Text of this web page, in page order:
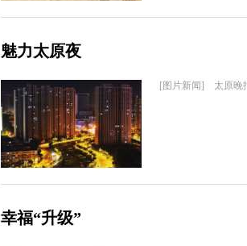
魅力太原夜
[图片新闻] 太原晚
幸福“升级”